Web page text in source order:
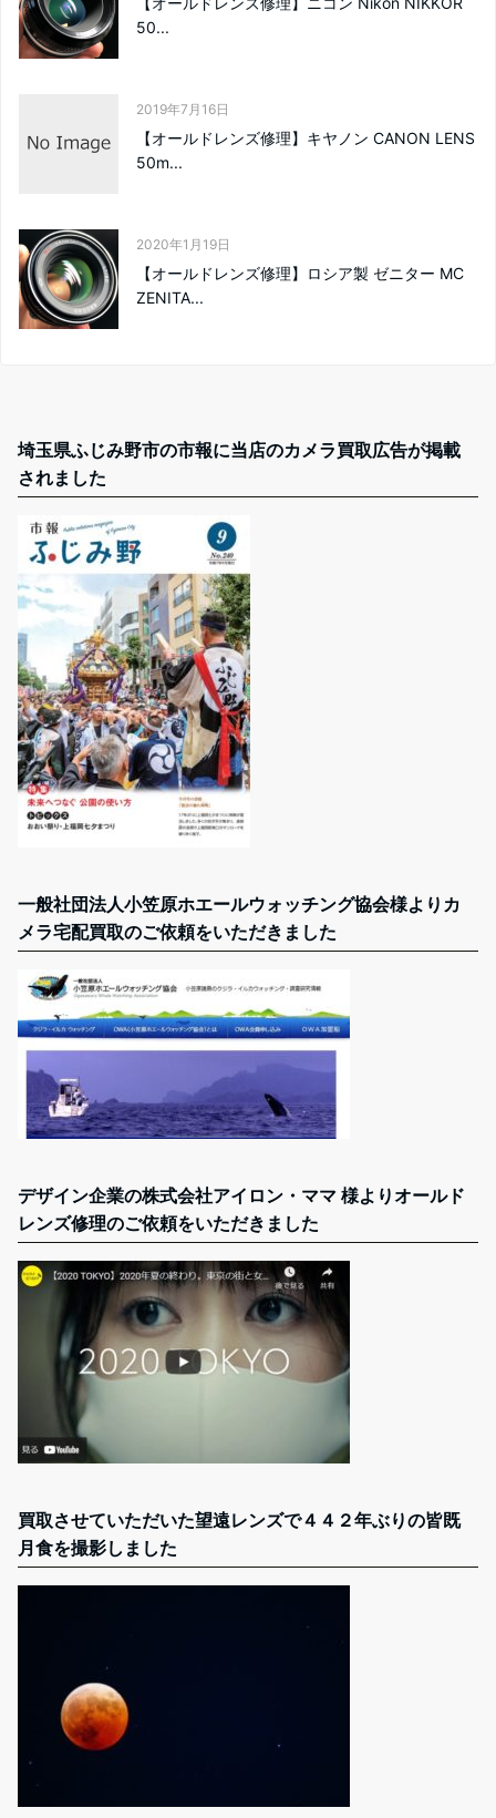
50...
2019年7月16日
【オールドレンズ修理】キヤノン CANON LENS
50m...
2020年1月19日
【オールドレンズ修理】ロシア製 ゼニター MC
ZENITA...
埼玉県ふじみ野市の市報に当店のカメラ買取広告が掲載
されました
一般社団法人小笠原ホエールウォッチング協会様よりカ
メラ宅配買取のご依頼をいただきました
デザイン企業の株式会社アイロン・ママ 様よりオールド
レンズ修理のご依頼をいただきました
買取させていただいた望遠レンズで４４２年ぶりの皆既
月食を撮影しました